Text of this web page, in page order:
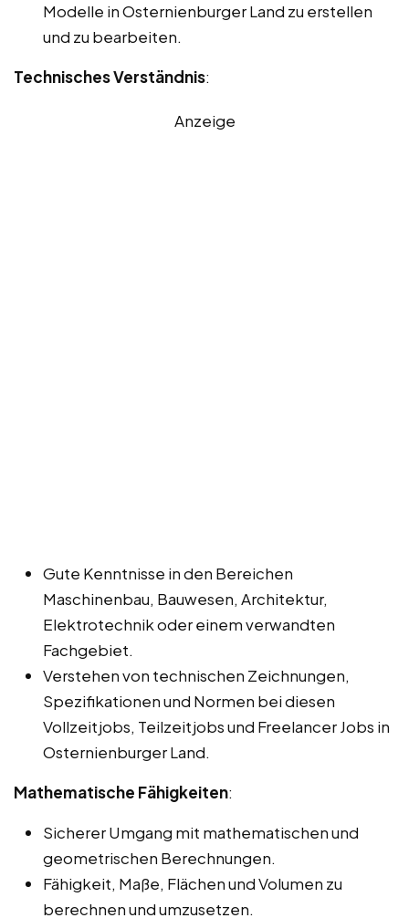
Modelle in Osternienburger Land zu erstellen
und zu bearbeiten.
Technisches Verständnis:
Anzeige
Gute Kenntnisse in den Bereichen
Maschinenbau, Bauwesen, Architektur,
Elektrotechnik oder einem verwandten
Fachgebiet.
Verstehen von technischen Zeichnungen,
Spezifikationen und Normen bei diesen
Vollzeitjobs, Teilzeitjobs und Freelancer Jobs in
Osternienburger Land.
Mathematische Fähigkeiten:
Sicherer Umgang mit mathematischen und
geometrischen Berechnungen.
Fähigkeit, Maße, Flächen und Volumen zu
berechnen und umzusetzen.